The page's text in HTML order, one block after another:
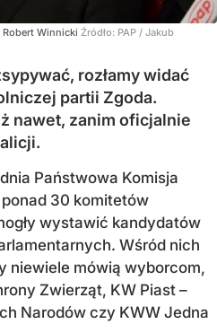
Winnicki Źródło: PAP / Jakub
rozłamy widać
partii Zgoda.
nawet, zanim oficjalnie
Państwowa Komisja
30 komitetów
wystawić kandydatów
Wśród nich
niewiele mówią wyborcom,
Zwierząt, KW Piast –
Narodów czy KWW Jedna